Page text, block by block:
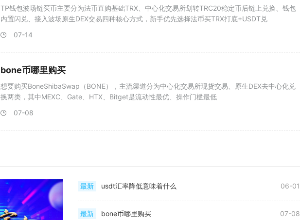
TP钱包波场链买币主要分为法币直购基础TRX、中心化交易所划转TRC20稳定币后链上兑换、钱包
内置闪兑、接入波场原生DEX交易四种核心方式，新手优先选择法币买TRX打底+USDT兑
07-14
bone币哪里购买
想要购买BoneShibaSwap（BONE），主流渠道分为中心化交易所现货交易、原生DEX去中心化兑
换两类，其中MEXC、Gate、HTX、Bitget是流动性最优、操作门槛最低
07-08
最新 usdt汇率降低意味着什么 06-01
最新 bone币哪里购买 07-08